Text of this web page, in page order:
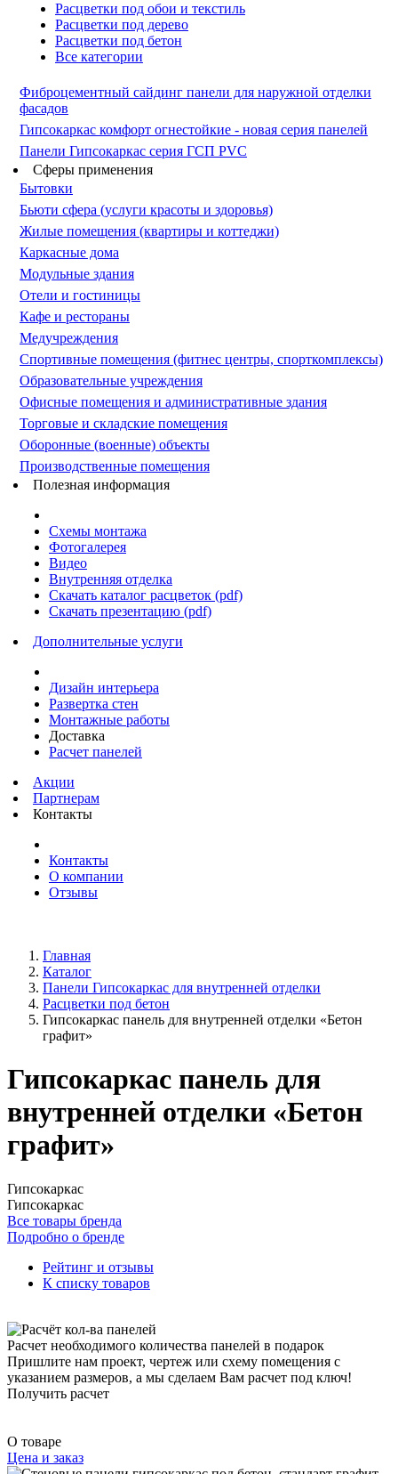
Расцветки под обои и текстиль
Расцветки под дерево
Расцветки под бетон
Все категории
Фиброцементный сайдинг панели для наружной отделки
фасадов
Гипсокаркас комфорт огнестойкие - новая серия панелей
Панели Гипсокаркас серия ГСП PVC
Сферы применения
Бытовки
Бьюти сфера (услуги красоты и здоровья)
Жилые помещения (квартиры и коттеджи)
Каркасные дома
Модульные здания
Отели и гостиницы
Кафе и рестораны
Медучреждения
Спортивные помещения (фитнес центры, спорткомплексы)
Образовательные учреждения
Офисные помещения и административные здания
Торговые и складские помещения
Оборонные (военные) объекты
Производственные помещения
Полезная информация
Схемы монтажа
Фотогалерея
Видео
Внутренняя отделка
Скачать каталог расцветок (pdf)
Скачать презентацию (pdf)
Дополнительные услуги
Дизайн интерьера
Развертка стен
Монтажные работы
Доставка
Расчет панелей
Акции
Партнерам
Контакты
Контакты
О компании
Отзывы
Главная
Каталог
Панели Гипсокаркас для внутренней отделки
Расцветки под бетон
Гипсокаркас панель для внутренней отделки «Бетон
графит»
Гипсокаркас панель для
внутренней отделки «Бетон
графит»
Гипсокаркас
Гипсокаркас
Все товары бренда
Подробно о бренде
Рейтинг и отзывы
К списку товаров
Расчет необходимого количества панелей в подарок
Пришлите нам проект, чертеж или схему помещения с
указанием размеров, а мы сделаем Вам расчет под ключ!
Получить расчет
О товаре
Цена и заказ